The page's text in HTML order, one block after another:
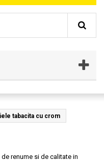
tabacita cu crom
renume si de calitate in